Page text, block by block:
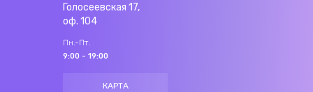
Голосеевская 17,
оф. 104
Пн.-Пт.
9:00 - 19:00
КАРТА